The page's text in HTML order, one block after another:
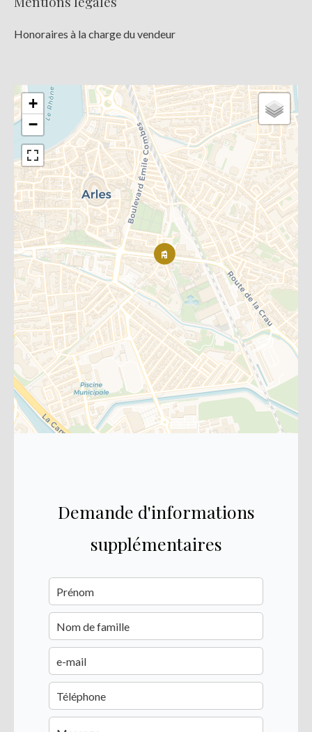
Honoraires à la charge du vendeur
+
−
Demande d'informations
supplémentaires